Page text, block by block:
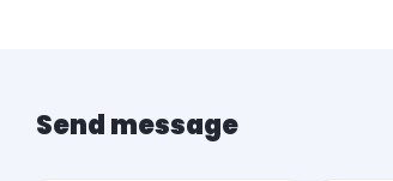
Send message